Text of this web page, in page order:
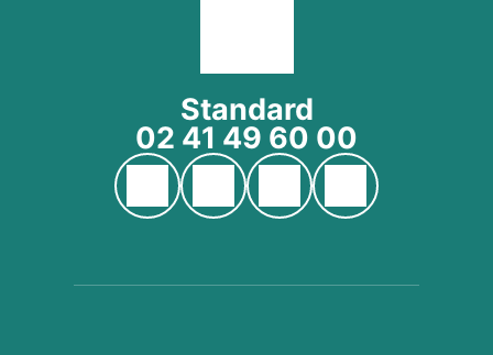
Standard
02 41 49 60 00
Page YouTube du CH Cholet
Page Facebook du CH Cholet
Page Instagram du CH
Page LinkedIn